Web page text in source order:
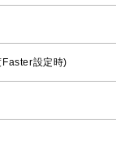
設定時)